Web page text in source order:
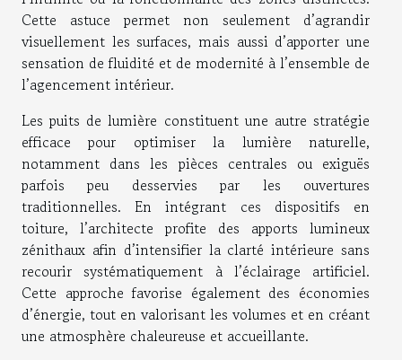
Cette astuce permet non seulement d’agrandir
visuellement les surfaces, mais aussi d’apporter une
sensation de fluidité et de modernité à l’ensemble de
l’agencement intérieur.
Les puits de lumière constituent une autre stratégie
efficace pour optimiser la lumière naturelle,
notamment dans les pièces centrales ou exiguës
parfois peu desservies par les ouvertures
traditionnelles. En intégrant ces dispositifs en
toiture, l’architecte profite des apports lumineux
zénithaux afin d’intensifier la clarté intérieure sans
recourir systématiquement à l’éclairage artificiel.
Cette approche favorise également des économies
d’énergie, tout en valorisant les volumes et en créant
une atmosphère chaleureuse et accueillante.